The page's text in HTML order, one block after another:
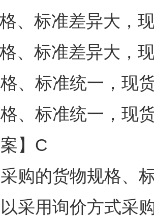
、标准差异大，
、标准差异大，
、标准统一，现
、标准统一，现
】C
采购的货物规格、
采用询价方式采